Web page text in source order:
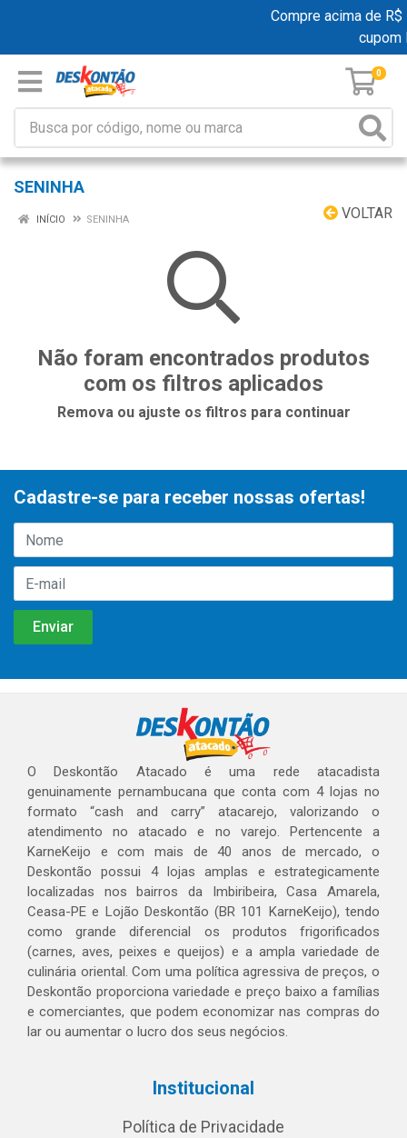
Compre acima de
cupom
0
SENINHA
VOLTAR
INÍCIO SENINHA
Não foram encontrados produtos
com os filtros aplicados
Remova ou ajuste os filtros para continuar
Cadastre-se para receber nossas ofertas!
O Deskontão Atacado é uma rede atacadista
genuinamente pernambucana que conta com 4 lojas no
formato “cash and carry” atacarejo, valorizando o
atendimento no atacado e no varejo. Pertencente a
KarneKeijo e com mais de 40 anos de mercado, o
Deskontão possui 4 lojas amplas e estrategicamente
localizadas nos bairros da Imbiribeira, Casa Amarela,
Ceasa-PE e Lojão Deskontão (BR 101 KarneKeijo), tendo
como grande diferencial os produtos frigorificados
(carnes, aves, peixes e queijos) e a ampla variedade de
culinária oriental. Com uma política agressiva de preços, o
Deskontão proporciona variedade e preço baixo a famílias
e comerciantes, que podem economizar nas compras do
lar ou aumentar o lucro dos seus negócios.
Institucional
Política de Privacidade